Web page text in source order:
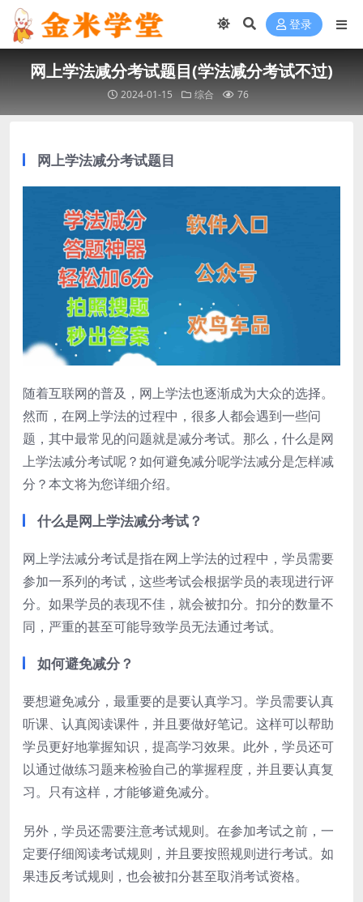
登录
网上学法减分考试题目(学法减分考试不过)
2024-01-15 综合 76
网上学法减分考试题目
随着互联网的普及，网上学法也逐渐成为大众的选择。
然而，在网上学法的过程中，很多人都会遇到一些问
题，其中最常见的问题就是减分考试。那么，什么是网
上学法减分考试呢？如何避免减分呢学法减分是怎样减
分？本文将为您详细介绍。
什么是网上学法减分考试？
网上学法减分考试是指在网上学法的过程中，学员需要
参加一系列的考试，这些考试会根据学员的表现进行评
分。如果学员的表现不佳，就会被扣分。扣分的数量不
同，严重的甚至可能导致学员无法通过考试。
如何避免减分？
要想避免减分，最重要的是要认真学习。学员需要认真
听课、认真阅读课件，并且要做好笔记。这样可以帮助
学员更好地掌握知识，提高学习效果。此外，学员还可
以通过做练习题来检验自己的掌握程度，并且要认真复
习。只有这样，才能够避免减分。
另外，学员还需要注意考试规则。在参加考试之前，一
定要仔细阅读考试规则，并且要按照规则进行考试。如
果违反考试规则，也会被扣分甚至取消考试资格。